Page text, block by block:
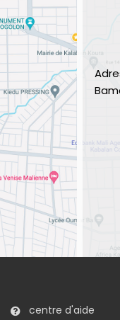
centre d'aide